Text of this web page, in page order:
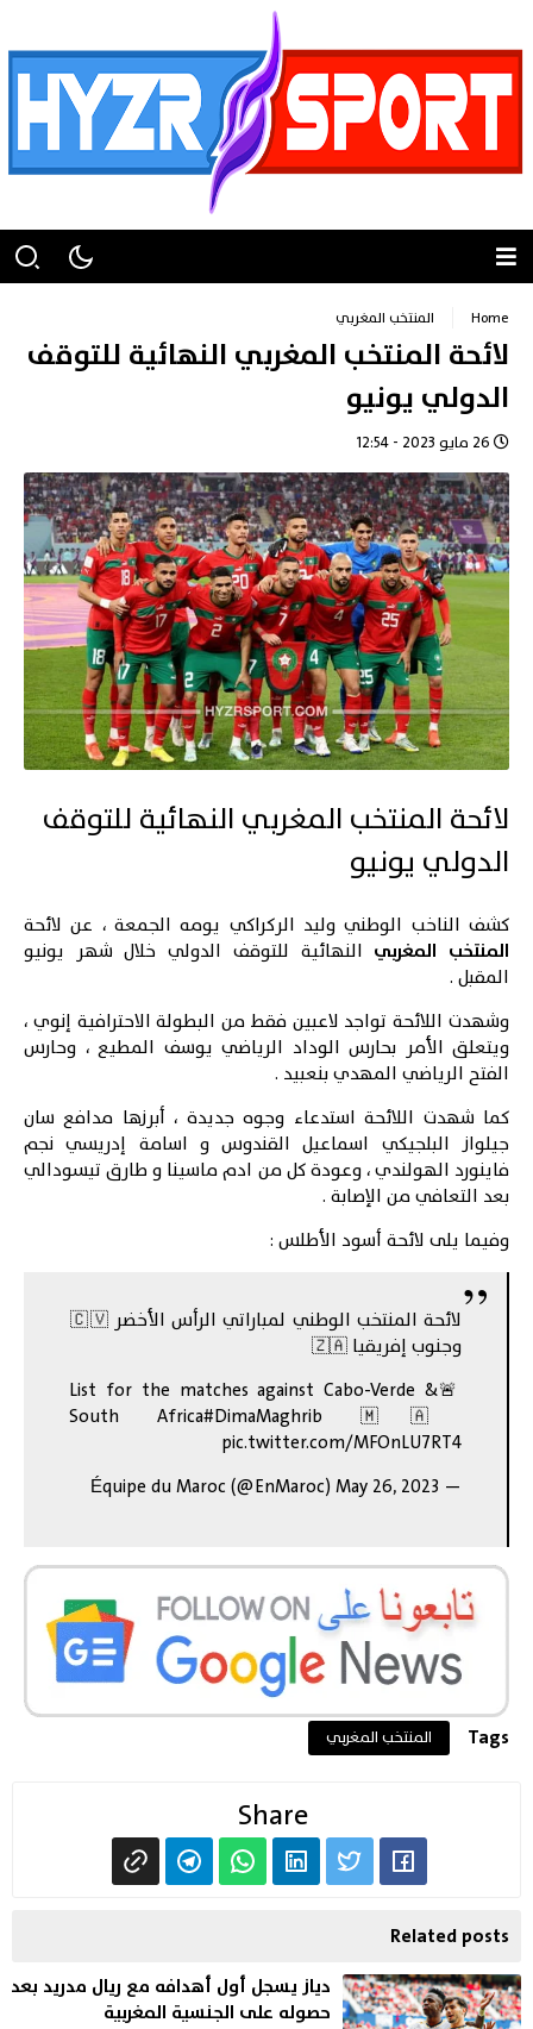
Home المنتخب المغربي
لائحة المنتخب المغربي النهائية للتوقف
الدولي يونيو
لائحة المنتخب المغربي النهائية للتوقف
الدولي يونيو
كشف الناخب الوطني وليد الركراكي يومه الجمعة ، عن لائحة
المنتخب المغربي النهائية للتوقف الدولي خلال شهر يونيو
المقبل .
وشهدت اللائحة تواجد لاعبين فقط من البطولة الاحترافية إنوي ،
ويتعلق الأمر بحارس الوداد الرياضي يوسف المطيع ، وحارس
الفتح الرياضي المهدي بنعبيد .
كما شهدت اللائحة استدعاء وجوه جديدة ، أبرزها مدافع سان
جيلواز البلجيكي اسماعيل القندوس و اسامة إدريسي نجم
فاينورد الهولندي ، وعودة كل من ادم ماسينا و طارق تيسودالي
بعد التعافي من الإصابة .
وفيما يلى لائحة أسود الأطلس :
لائحة المنتخب الوطني لمباراتي الرأس الأخضر 🇨🇻
وجنوب إفريقيا 🇿🇦
🚨List for the matches against Cabo-Verde &
South Africa#DimaMaghrib 🇲🇦
pic.twitter.com/MFOnLU7RT4
— Équipe du Maroc (@EnMaroc)
May 26, 2023
Tags المنتخب المغربي
Share
Related posts
دياز يسجل أول أهدافه مع ريال مدريد بعد
حصوله على الجنسية المغربية